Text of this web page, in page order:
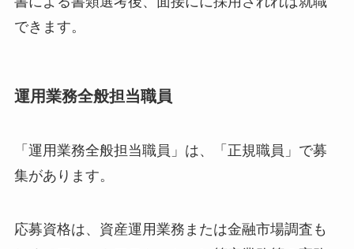
できます。
運用業務全般担当職員
「運用業務全般担当職員」は、「正規職員」で募
集があります。
応募資格は、資産運用業務または金融市場調査も